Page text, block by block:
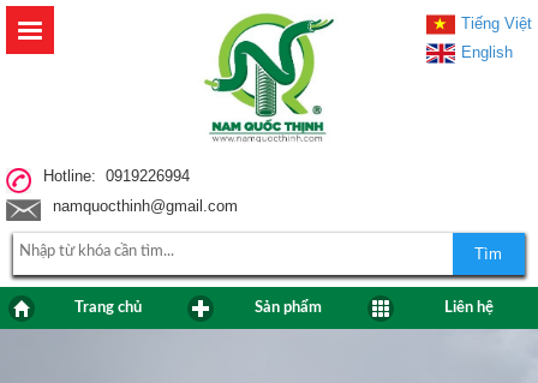
Hotline: 0919226994
namquocthinh@gmail.com
Tiếng Việt
English
Tìm
Trang chủ Sản phẩm Liên hệ